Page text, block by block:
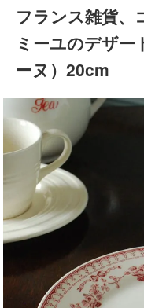
フランス雑貨、
ミーユのデザー
ーヌ）20cm